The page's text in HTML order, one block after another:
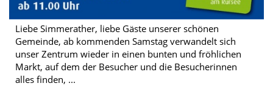
Liebe Simmerather, liebe Gäste unserer schönen
Gemeinde, ab kommenden Samstag verwandelt sich
unser Zentrum wieder in einen bunten und fröhlichen
Markt, auf dem der Besucher und die Besucherinnen
alles finden, ...